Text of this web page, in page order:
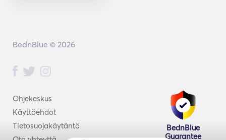
Ohjekeskus
Käyttöehdot
Tietosuojakäytäntö
BednBlue
Guarantee
BednBlue © 2026